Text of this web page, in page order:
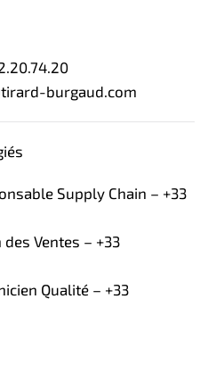
burgaud.com
Supply Chain – +33
Ventes – +33
Qualité – +33